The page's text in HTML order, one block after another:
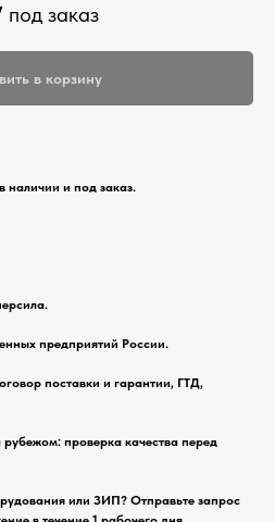
заказ
в корзину
и под заказ.
предприятий России.
поставки и гарантии, ГТД,
проверка качества перед
или ЗИП? Отправьте запрос